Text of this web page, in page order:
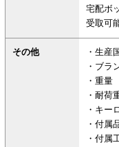
宅配ボ
受取可
その他
・生産
・ブラ
・重
・耐
・キー
・付属
・付属